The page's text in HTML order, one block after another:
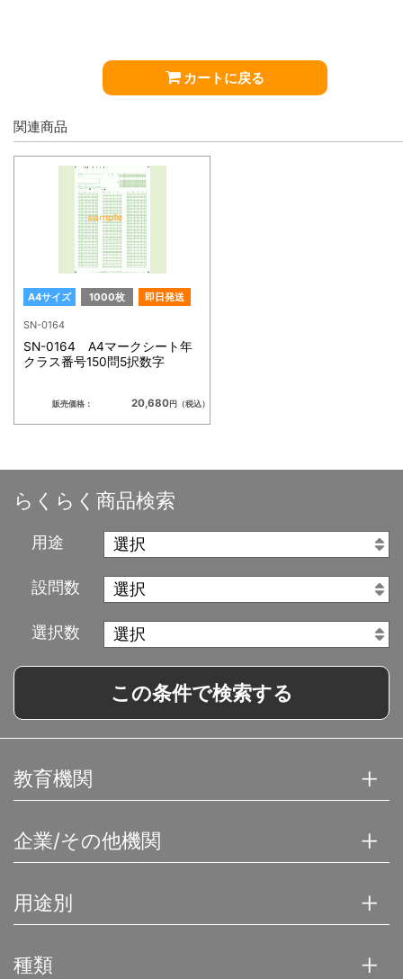
カートに戻る
関連商品
A4サイズ 1000枚 即日発送
SN-0164
SN-0164 A4マークシート年
クラス番号150問5択数字
販売価格： 20,680円（税込）
らくらく商品検索
用途
設問数
選択数
この条件で検索する
教育機関
企業/その他機関
用途別
種類